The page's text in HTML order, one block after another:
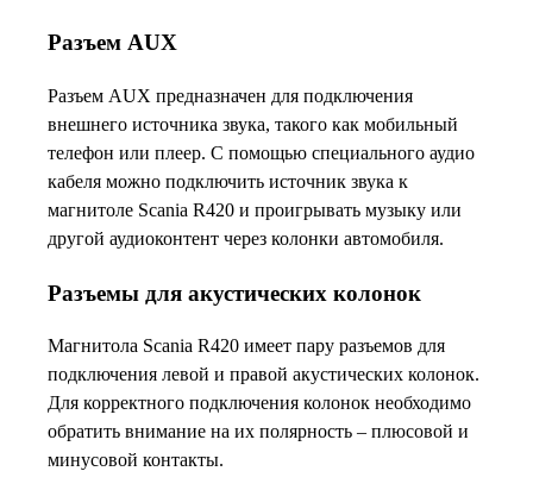
Разъем AUX
Разъем AUX предназначен для подключения
внешнего источника звука, такого как мобильный
телефон или плеер. С помощью специального аудио
кабеля можно подключить источник звука к
магнитоле Scania R420 и проигрывать музыку или
другой аудиоконтент через колонки автомобиля.
Разъемы для акустических колонок
Магнитола Scania R420 имеет пару разъемов для
подключения левой и правой акустических колонок.
Для корректного подключения колонок необходимо
обратить внимание на их полярность – плюсовой и
минусовой контакты.